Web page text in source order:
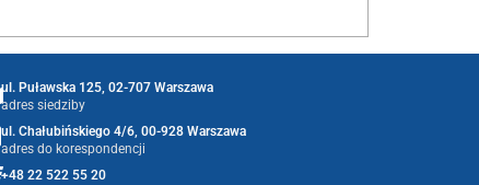
ul. Puławska 125, 02-707 Warszawa
adres siedziby
ul. Chałubińskiego 4/6, 00-928 Warszawa
adres do korespondencji
+48 22 522 55 20